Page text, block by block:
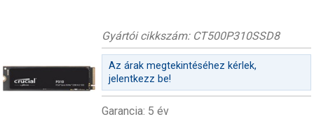
Gyártói cikkszám: CT500P310SSD8
Az árak megtekintéséhez kérlek,
jelentkezz be!
Garancia: 5 év